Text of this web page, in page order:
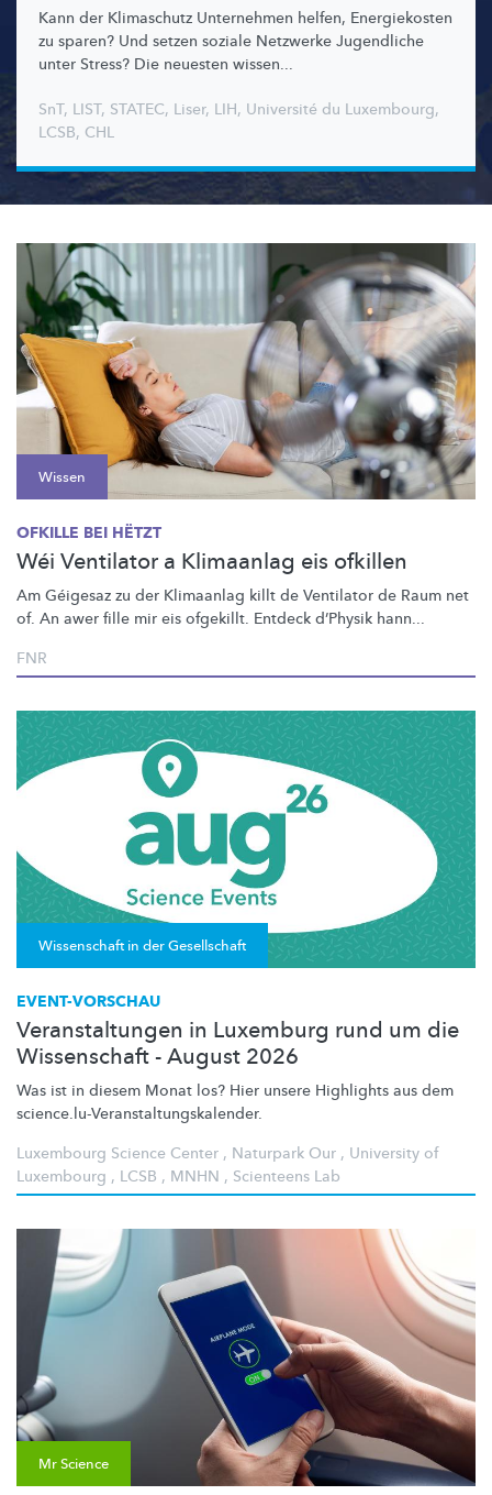
Kann der Klimaschutz Unternehmen helfen, Energiekosten
zu sparen? Und setzen soziale Netzwerke Jugendliche
unter Stress? Die neuesten wissen...
SnT, LIST, STATEC, Liser, LIH, Université du Luxembourg,
LCSB, CHL
Wissen
OFKILLE BEI HËTZT
Wéi Ventilator a Klimaanlag eis ofkillen
Am Géigesaz zu der Klimaanlag killt de Ventilator de Raum net
of. An awer fille mir eis ofgekillt. Entdeck d’Physik hann...
FNR
Wissenschaft in der Gesellschaft
EVENT-VORSCHAU
Veranstaltungen in Luxemburg rund um die
Wissenschaft - August 2026
Was ist in diesem Monat los? Hier unsere Highlights aus dem
science.lu-Veranstaltungskalender.
Luxembourg Science Center , Naturpark Our , University of
Luxembourg , LCSB , MNHN , Scienteens Lab
Mr Science